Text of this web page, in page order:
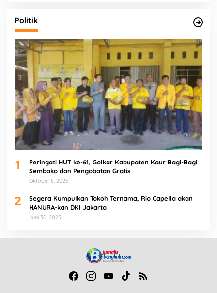
Politik
1
Peringati HUT ke-61, Golkar Kabupaten Kaur Bagi-Bagi
Sembako dan Pengobatan Gratis
Oktober 8, 2025
2
Segera Kumpulkan Tokoh Ternama, Rio Capella akan
HANURA-kan DKI Jakarta
Juni 30, 2025